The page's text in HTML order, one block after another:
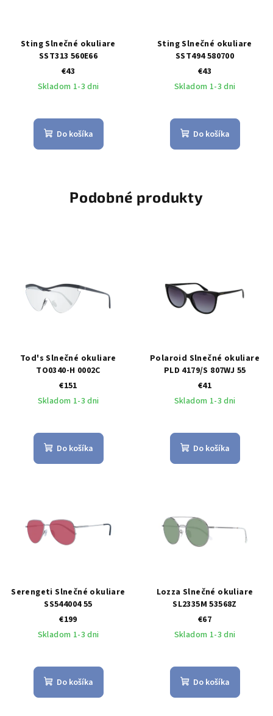
Sting Slnečné okuliare
SST313 560E66
€43
Skladom 1-3 dni
Do košíka
Sting Slnečné okuliare
SST494 580700
€43
Skladom 1-3 dni
Do košíka
Podobné produkty
Tod's Slnečné okuliare
TO0340-H 0002C
€151
Skladom 1-3 dni
Do košíka
Polaroid Slnečné okuliare
PLD 4179/S 807WJ 55
€41
Skladom 1-3 dni
Do košíka
Serengeti Slnečné okuliare
SS544004 55
€199
Skladom 1-3 dni
Do košíka
Lozza Slnečné okuliare
SL2335M 53568Z
€67
Skladom 1-3 dni
Do košíka